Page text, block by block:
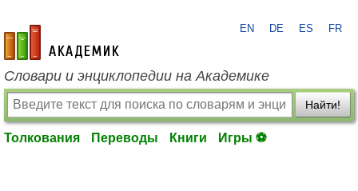
academic.ru
EN DE ES FR
Словари и энциклопедии на Академике
Найти!
Толкования Переводы Книги Игры ⚽